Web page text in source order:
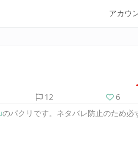
アカウ
12
6
のパクリです。ネタバレ防止のため必